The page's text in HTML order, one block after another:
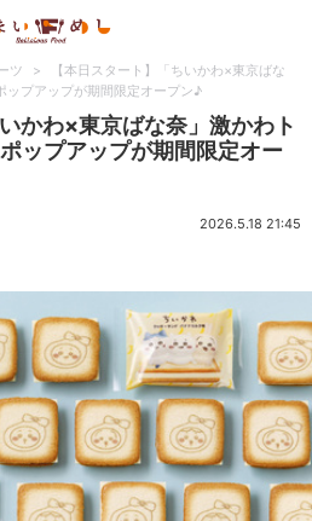
ツ >
【本日スタート】「ちいかわ×東京ばな
ップアップが期間限定オープン♪
かわ×東京ばな奈」激かわト
ップアップが期間限定オー
2026.5.18 21:45